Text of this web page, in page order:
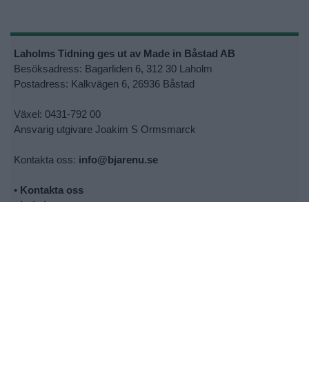
Laholms Tidning ges ut av Made in Båstad AB
Besöksadress: Bagarliden 6, 312 30 Laholm
Postadress: Kalkvägen 6, 26936 Båstad
Växel: 0431-792 00
Ansvarig utgivare Joakim S Ormsmarck
Kontakta oss: info@bjarenu.se
• Kontakta oss
•Lokalsupporter